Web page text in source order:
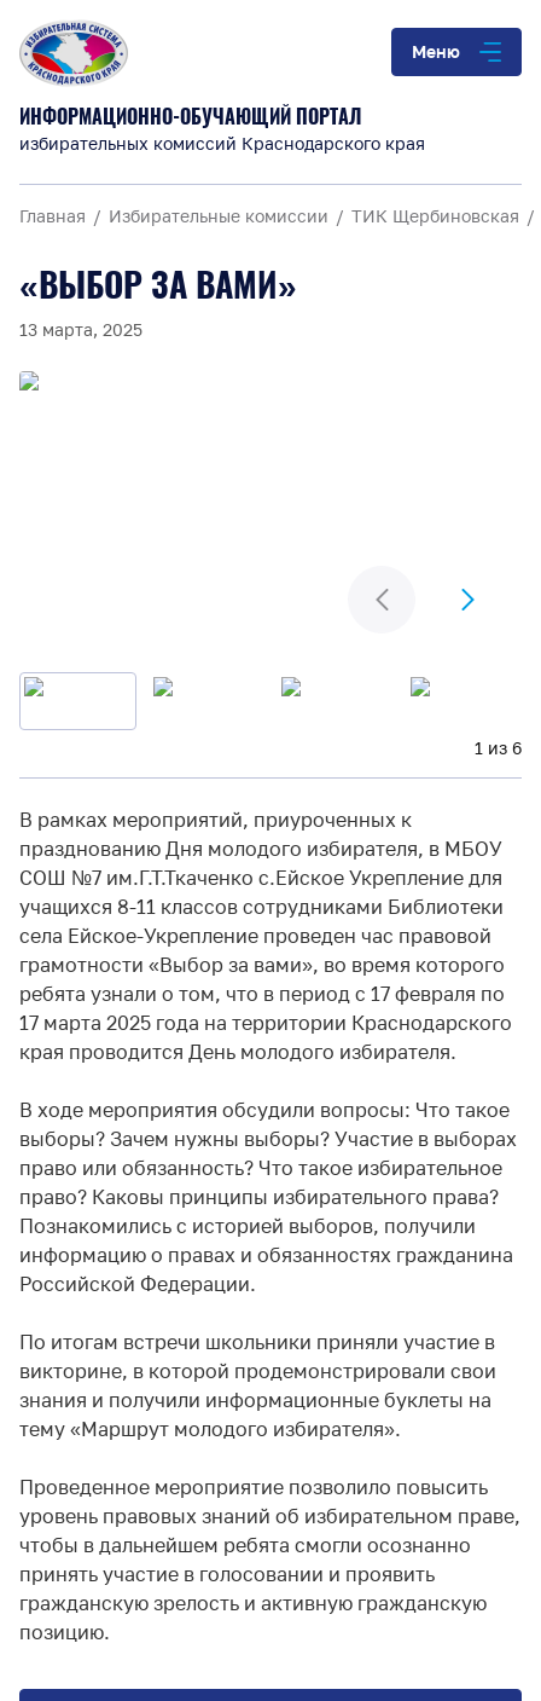
Меню
ИНФОРМАЦИОННО-ОБУЧАЮЩИЙ ПОРТАЛ
избирательных комиссий Краснодарского края
Главная Избирательные комиссии ТИК Щербиновская
«ВЫБОР ЗА ВАМИ»
13 марта, 2025
1 из 6
В рамках мероприятий, приуроченных к
празднованию Дня молодого избирателя, в МБОУ
СОШ №7 им.Г.Т.Ткаченко с.Ейское Укрепление для
учащихся 8-11 классов сотрудниками Библиотеки
села Ейское-Укрепление проведен час правовой
грамотности «Выбор за вами», во время которого
ребята узнали о том, что в период с 17 февраля по
17 марта 2025 года на территории Краснодарского
края проводится День молодого избирателя.
В ходе мероприятия обсудили вопросы: Что такое
выборы? Зачем нужны выборы? Участие в выборах
право или обязанность? Что такое избирательное
право? Каковы принципы избирательного права?
Познакомились с историей выборов, получили
информацию о правах и обязанностях гражданина
Российской Федерации.
По итогам встречи школьники приняли участие в
викторине, в которой продемонстрировали свои
знания и получили информационные буклеты на
тему «Маршрут молодого избирателя».
Проведенное мероприятие позволило повысить
уровень правовых знаний об избирательном праве,
чтобы в дальнейшем ребята смогли осознанно
принять участие в голосовании и проявить
гражданскую зрелость и активную гражданскую
позицию.